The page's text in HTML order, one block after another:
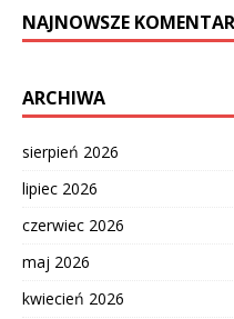
NAJNOWSZE
ARCHIWA
sierpień 2026
lipiec 2026
czerwiec 2026
maj 2026
kwiecień 2026